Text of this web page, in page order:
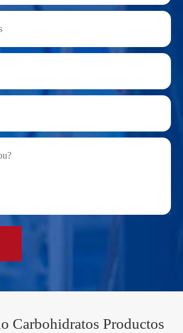
Carbohidratos Productos